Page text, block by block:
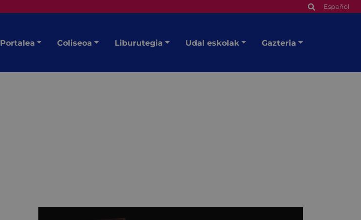
Español
Portalea Coliseoa Liburutegia Udal eskolak Gazteria